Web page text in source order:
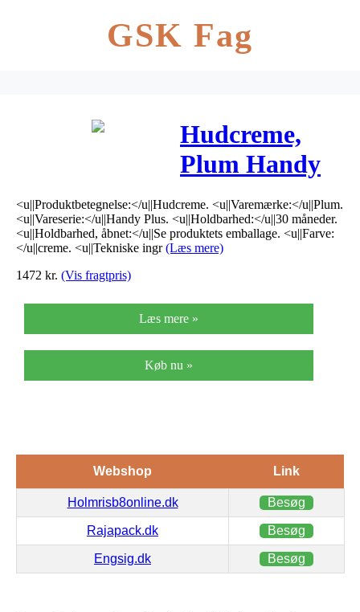
GSK Fag
Hudcreme,
Plum Handy
Plus, 200 ml,
med parfume,
uden
25% fedt
<u||Produktbetegnelse:</u||Hudcreme. <u||Varemærke:</u||Plum.
<u||Vareserie:</u||Handy Plus. <u||Holdbarhed:</u||30 måneder.
<u||Holdbarhed, åbnet:</u||Se produktets emballage. <u||Farve:
</u||creme. <u||Tekniske ingr(Læs mere)
1472 kr. (Vis fragtpris)
Læs mere »
Køb nu »
Webshop Link
Holmrisb8online.dk Besøg
Rajapack.dk Besøg
Engsig.dk Besøg